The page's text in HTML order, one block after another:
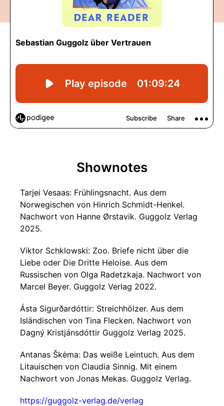
Shownotes
Tarjei Vesaas: Frühlingsnacht. Aus dem
Norwegischen von Hinrich Schmidt-Henkel.
Nachwort von Hanne Ørstavik. Guggolz Verlag
2025.
Viktor Schklowski: Zoo. Briefe nicht über die
Liebe oder Die Dritte Heloise. Aus dem
Russischen von Olga Radetzkaja. Nachwort von
Marcel Beyer. Guggolz Verlag 2022.
Ásta Sigurðardóttir: Streichhölzer. Aus dem
Isländischen von Tina Flecken. Nachwort von
Dagný Kristjánsdóttir Guggolz Verlag 2025.
Antanas Škėma: Das weiße Leintuch. Aus dem
Litauischen von Claudia Sinnig. Mit einem
Nachwort von Jonas Mekas. Guggolz Verlag.
https://guggolz-verlag.de/verlag